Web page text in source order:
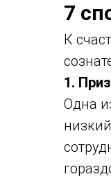
7
К
1.
Одна